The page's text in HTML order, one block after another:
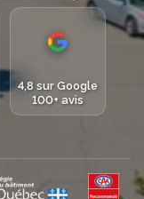
4,8 sur Google
100+ avis